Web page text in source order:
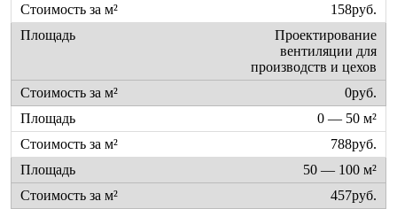
158руб.
Проектирование
вентиляции для
производств и цехов
0руб.
0 — 50 м²
788руб.
50 — 100 м²
457руб.